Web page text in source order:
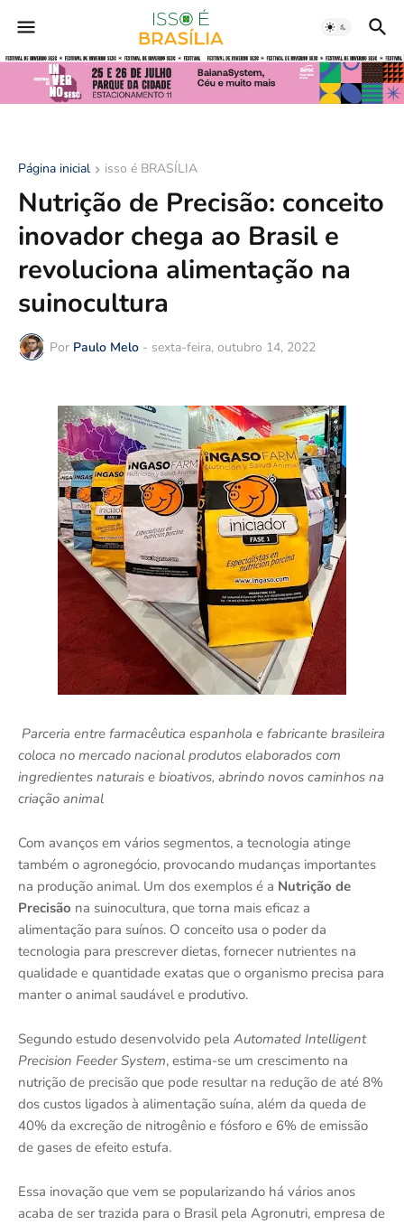
Página inicial isso é BRASÍLIA
Nutrição de Precisão: conceito
inovador chega ao Brasil e
revoluciona alimentação na
suinocultura
Por Paulo Melo - sexta-feira, outubro 14, 2022
Parceria entre farmacêutica espanhola e fabricante brasileira
coloca no mercado nacional produtos elaborados com
ingredientes naturais e bioativos, abrindo novos caminhos na
criação animal
Com avanços em vários segmentos, a tecnologia atinge
também o agronegócio, provocando mudanças importantes
na produção animal. Um dos exemplos é a Nutrição de
Precisão na suinocultura, que torna mais eficaz a
alimentação para suínos. O conceito usa o poder da
tecnologia para prescrever dietas, fornecer nutrientes na
qualidade e quantidade exatas que o organismo precisa para
manter o animal saudável e produtivo.
Segundo estudo desenvolvido pela Automated Intelligent
Precision Feeder System, estima-se um crescimento na
nutrição de precisão que pode resultar na redução de até 8%
dos custos ligados à alimentação suína, além da queda de
40% da excreção de nitrogênio e fósforo e 6% de emissão
de gases de efeito estufa.
Essa inovação que vem se popularizando há vários anos
acaba de ser trazida para o Brasil pela Agronutri, empresa de